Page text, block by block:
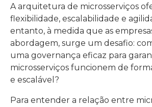
A arquitetura de microsserviços
flexibilidade, escalabilidade e
entanto, à medida que as
abordagem, surge um desafio:
uma governança eficaz para
microsserviços funcionem de
e escalável?
Para entender a relação entre